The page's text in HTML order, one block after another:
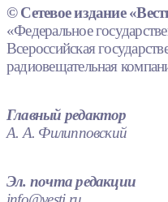
© Сетевое издание
«Федеральное
Всероссийская
радиовещательная
Главный редактор
А. А. Филипповский
Эл. почта редакции